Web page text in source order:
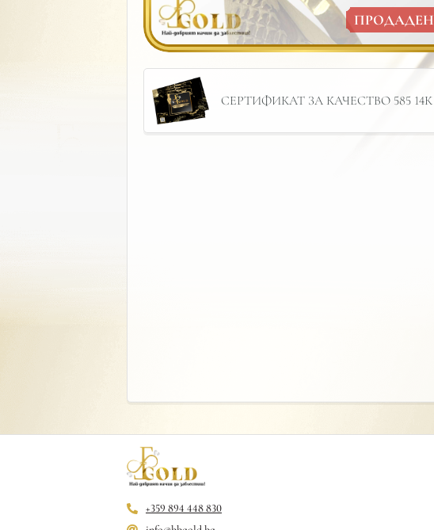
ПРОДАДЕН
СЕРТИФИКАТ ЗА КАЧЕСТВО 585 14К
+359 894 448 830